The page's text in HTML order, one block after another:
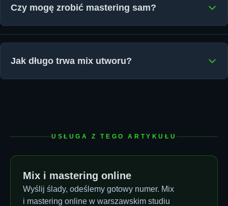
Czy mogę zrobić mastering sam?
Jak długo trwa mix utworu?
USŁUGA Z TEGO ARTYKUŁU
Mix i mastering online
Wyślij ślady, odeślemy gotowy numer. Mix
i mastering online w warszawskim studiu